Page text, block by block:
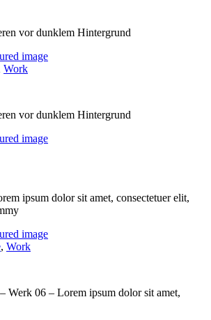
vor dunklem Hintergrund
Work
vor dunklem Hintergrund
ipsum dolor sit amet, consectetuer elit,
, Work
Werk 06 – Lorem ipsum dolor sit amet,